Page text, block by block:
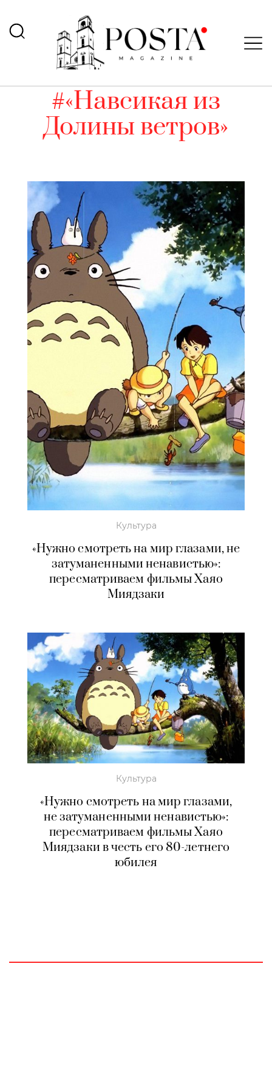
#«Навсикая из
Долины ветров»
Культура
«Нужно смотреть на мир глазами, не
затуманенными ненавистью»:
пересматриваем фильмы Хаяо
Миядзаки
Культура
«Нужно смотреть на мир глазами,
не затуманенными ненавистью»:
пересматриваем фильмы Хаяо
Миядзаки в честь его 80-летнего
юбилея